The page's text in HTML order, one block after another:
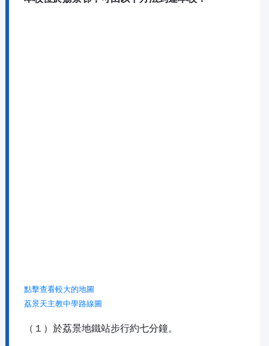
點擊查看較大的地圖
荔景天主教中學路線圖
（１）於荔景地鐵站步行約七分鐘。